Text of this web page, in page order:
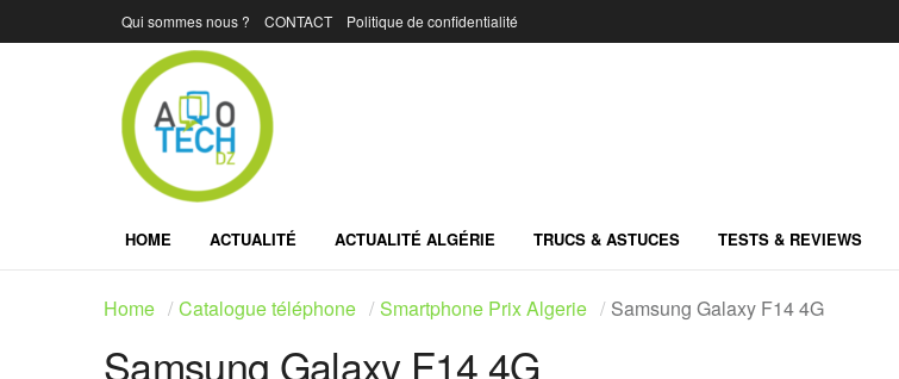
Qui sommes nous ? CONTACT Politique de confidentialité
HOME ACTUALITÉ ACTUALITÉ ALGÉRIE TRUCS & ASTUCES TESTS & REVIEWS
Home Catalogue téléphone Smartphone Prix Algerie Samsung Galaxy F14 4G
Samsung Galaxy F14 4G